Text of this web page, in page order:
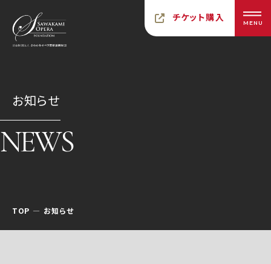
チケット購入 MENU
お知らせ
NEWS
TOP お知らせ